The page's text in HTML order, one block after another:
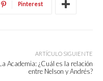
Pinterest
ARTÍCULO SIGUIENTE
Academia: ¿Cuál es la relación
entre Nelson y Andrés?